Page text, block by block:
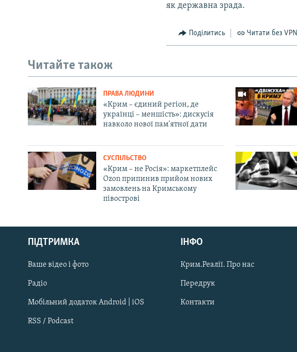
Русский
Qırımtatar
ДОЛУЧАЙСЯ!
як державна зрада.
Поділитись Читати без VPN
Читайте також
ПРАВА ЛЮДИНИ
«Крим – єдиний регіон, де
українці – меншість»: дискусія
навколо нової пам'ятної дати
СУСПІЛЬСТВО
«Крим – не Росія»: маркетплейс
Ozon припинив прийом нових
замовлень на Кримському
півострові
ПІДТРИМКА
Ваше відео і фото
Радіо
Мобільний додаток Android | iOS
RSS / Podcast
ІНФО
Крим.Реалії. Про нас
Передрук
Контакти